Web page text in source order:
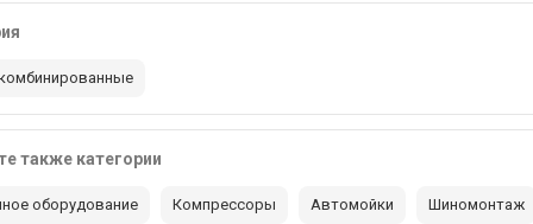
также категории
оборудование Компрессоры Автомойки Шиномонтаж